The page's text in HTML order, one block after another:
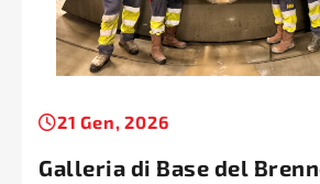
21 Gen, 2026
Galleria di Base del